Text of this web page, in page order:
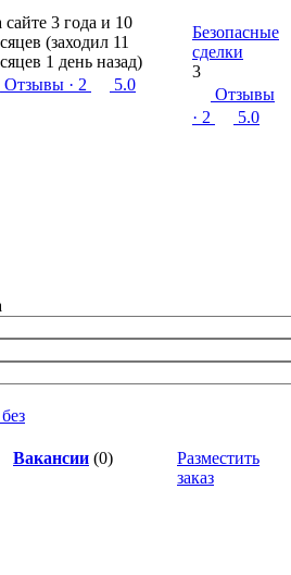
3 года и 10
(заходил 11
1 день назад)
Отзывы · 2 5.0
Безопасные
сделки
3
Отзывы
· 2
5.0
Вакансии (0)
Разместить
заказ